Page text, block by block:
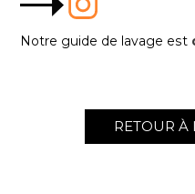
Notre guide de lavage est
RETOUR